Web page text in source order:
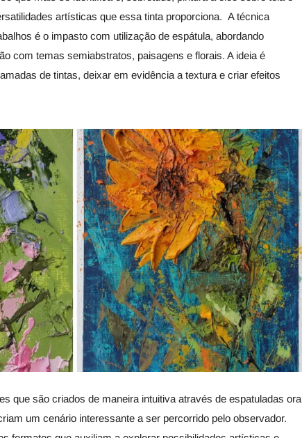
artísticas que essa tinta proporciona. A técnica
é o impasto com utilização de espátula, abordando
com temas semiabstratos, paisagens e florais. A ideia é
de tintas, deixar em evidência a textura e criar efeitos
que são criados de maneira intuitiva através de espatuladas ora
um cenário interessante a ser percorrido pelo observador.